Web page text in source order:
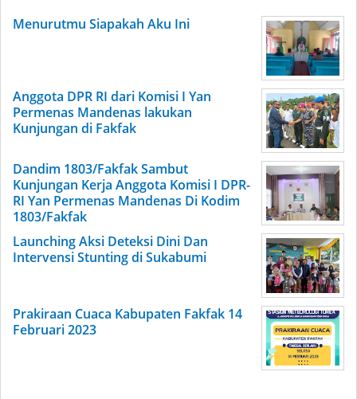
Menurutmu Siapakah Aku Ini
Anggota DPR RI dari Komisi I Yan
Permenas Mandenas lakukan
Kunjungan di Fakfak
Dandim 1803/Fakfak Sambut
Kunjungan Kerja Anggota Komisi I DPR-
RI Yan Permenas Mandenas Di Kodim
1803/Fakfak
Launching Aksi Deteksi Dini Dan
Intervensi Stunting di Sukabumi
Prakiraan Cuaca Kabupaten Fakfak 14
Februari 2023